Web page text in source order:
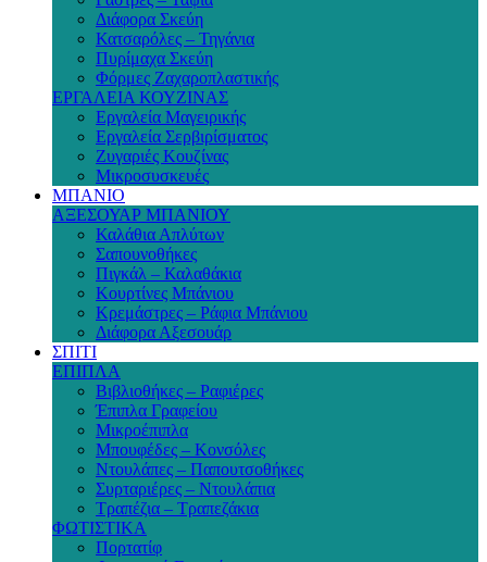
Διάφορα Σκεύη
Κατσαρόλες – Τηγάνια
Πυρίμαχα Σκεύη
Φόρμες Ζαχαροπλαστικής
ΕΡΓΑΛΕΙΑ ΚΟΥΖΙΝΑΣ
Εργαλεία Μαγειρικής
Εργαλεία Σερβιρίσματος
Ζυγαριές Κουζίνας
Μικροσυσκευές
ΜΠΑΝΙΟ
ΑΞΕΣΟΥΑΡ ΜΠΑΝΙΟΥ
Καλάθια Απλύτων
Σαπουνοθήκες
Πιγκάλ – Καλαθάκια
Κουρτίνες Μπάνιου
Κρεμάστρες – Ράφια Μπάνιου
Διάφορα Αξεσουάρ
ΣΠΙΤΙ
ΕΠΙΠΛΑ
Βιβλιοθήκες – Ραφιέρες
Έπιπλα Γραφείου
Μικροέπιπλα
Μπουφέδες – Κονσόλες
Ντουλάπες – Παπουτσοθήκες
Συρταριέρες – Ντουλάπια
Τραπέζια – Τραπεζάκια
ΦΩΤΙΣΤΙΚΑ
Πορτατίφ